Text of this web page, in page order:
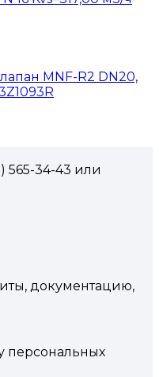
MNF-R2 DN20,
565-34-43 или
документацию,
персональных